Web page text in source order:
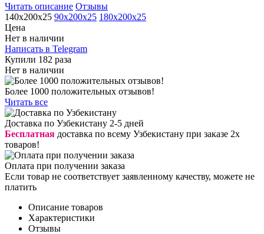
Читать описание Отзывы
140x200x25 90x200x25 180x200x25
Цена
Нет в наличии
Написать в Telegram
Купили 182 раза
Нет в наличии
Более 1000 положительных отзывов!
Читать все
Доставка по Узбекистану 2-5 дней
Бесплатная доставка по всему Узбекистану при заказе 2х
товаров!
Оплата при получении заказа
Если товар не соответствует заявленному качеству, можете не
платить
Описание товаров
Характеристики
Отзывы